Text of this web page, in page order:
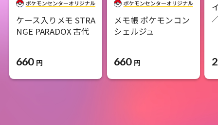
ケース入りメモ STRA
NGE PARADOX 古代
660 円
メモ帳 ポケモンコン
シェルジュ
660 円